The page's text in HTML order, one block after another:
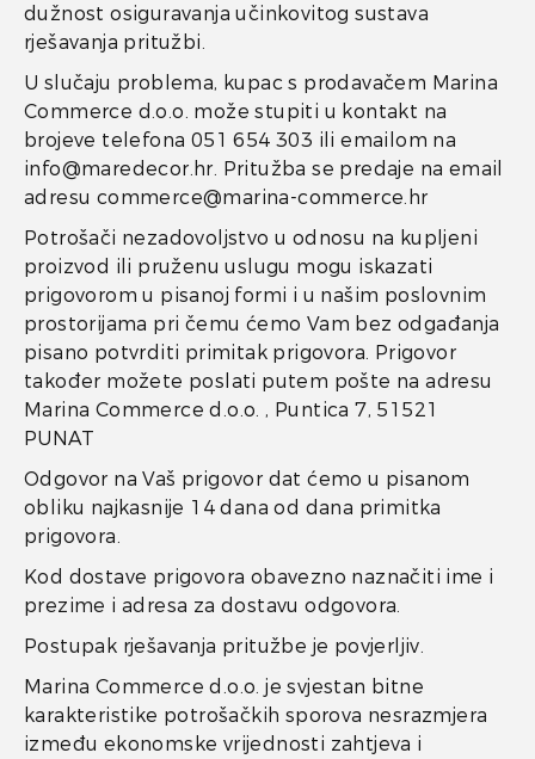
dužnost osiguravanja učinkovitog sustava
rješavanja pritužbi.
U slučaju problema, kupac s prodavačem Marina
Commerce d.o.o. može stupiti u kontakt na
brojeve telefona 051 654 303 ili emailom na
info@maredecor.hr. Pritužba se predaje na email
adresu commerce@marina-commerce.hr
Potrošači nezadovoljstvo u odnosu na kupljeni
proizvod ili pruženu uslugu mogu iskazati
prigovorom u pisanoj formi i u našim poslovnim
prostorijama pri čemu ćemo Vam bez odgađanja
pisano potvrditi primitak prigovora. Prigovor
također možete poslati putem pošte na adresu
Marina Commerce d.o.o. , Puntica 7, 51521
PUNAT
Odgovor na Vaš prigovor dat ćemo u pisanom
obliku najkasnije 14 dana od dana primitka
prigovora.
Kod dostave prigovora obavezno naznačiti ime i
prezime i adresa za dostavu odgovora.
Postupak rješavanja pritužbe je povjerljiv.
Marina Commerce d.o.o. je svjestan bitne
karakteristike potrošačkih sporova nesrazmjera
između ekonomske vrijednosti zahtjeva i